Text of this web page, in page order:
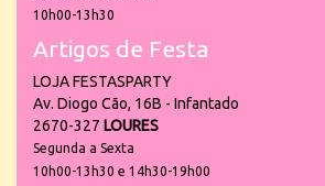
10h00-13h30
Artigos de Festa
LOJA FESTASPARTY
Av. Diogo Cão, 16B - Infantado
2670-327 LOURES
Segunda a Sexta
10h00-13h30 e 14h30-19h00